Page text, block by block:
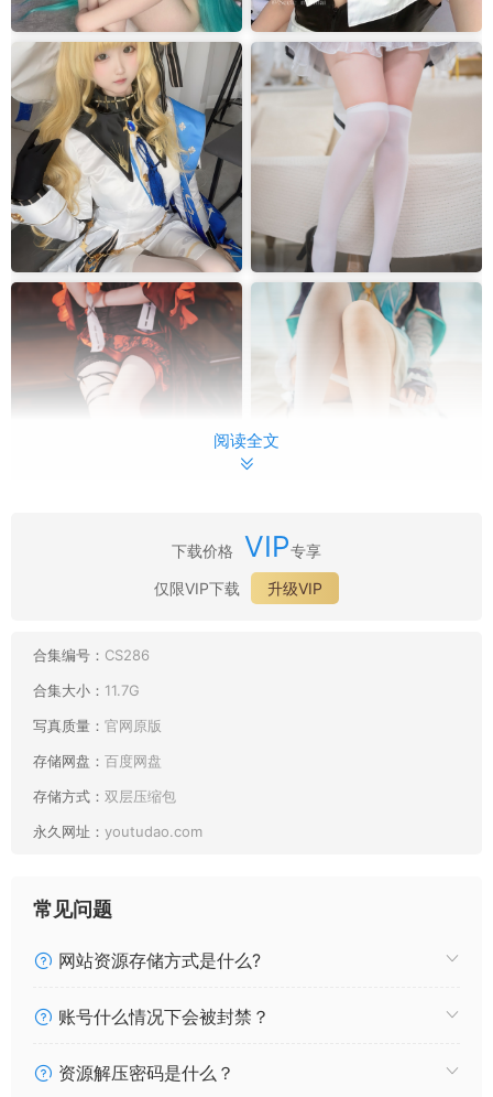
028 Seele麦麦 鸣潮 菲比&卡提希娅 蓝色花海物语 [96P315MB]
027 Seele麦麦 从零开始的异世界生活 蕾姆 圣诞物语
026 Seele麦麦 兔女郎希儿 (崩坏) [83P146MB]
025 Seele麦麦 孤独摇滚 波奇酱 [18P208MB]
024 Seele麦麦 爱莉希雅的纯白物语 [83P251MB]
023 Seele麦麦 崩坏三 普罗米修斯 小裙子 [12P10MB]
022 Seele麦麦 白色双马尾 [16P77MB]
020 Seele麦麦 芭芭拉纯白物语 [36P362MB]
018 Seele麦麦 麦麦的回忆录 [78P12V446MB]
016 Seele麦麦 在原七海 [17P100MB]
014 Seele麦麦 希儿幻海梦蝶cos [168P451MB]
阅读全文
下载价格 VIP专享
仅限VIP下载
升级VIP
合集编号： CS286
合集大小： 11.7G
写真质量： 官网原版
存储网盘： 百度网盘
存储方式： 双层压缩包
永久网址： youtudao.com
常见问题
网站资源存储方式是什么?
账号什么情况下会被封禁？
资源解压密码是什么？